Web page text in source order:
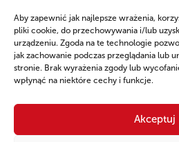
Aby zapewnić jak najlepsze wrażenia,
pliki cookie, do przechowywania i/lub
urządzeniu. Zgoda na te technologie
jak zachowanie podczas przeglądania lub
stronie. Brak wyrażenia zgody lub
wpłynąć na niektóre cechy i funkcje.
Akceptuj
przedsiębiorców z regionu